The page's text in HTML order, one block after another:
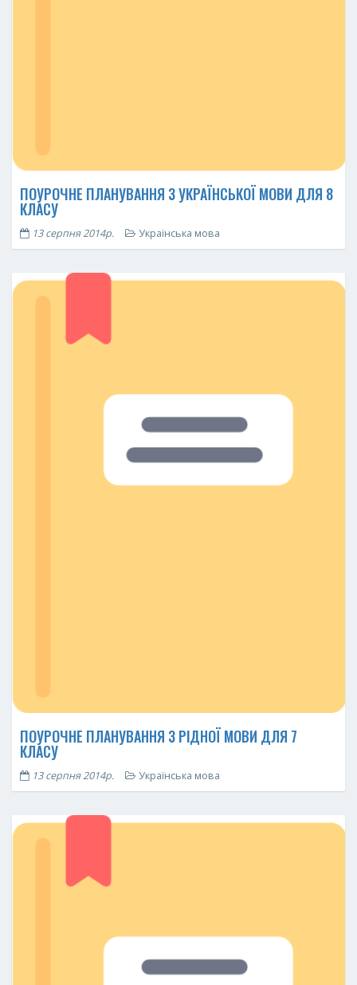
ПОУРОЧНЕ ПЛАНУВАННЯ З УКРАЇНСЬКОЇ МОВИ ДЛЯ 8
КЛАСУ
13 серпня 2014р. Українська мова
ПОУРОЧНЕ ПЛАНУВАННЯ З РІДНОЇ МОВИ ДЛЯ 7
КЛАСУ
13 серпня 2014р. Українська мова